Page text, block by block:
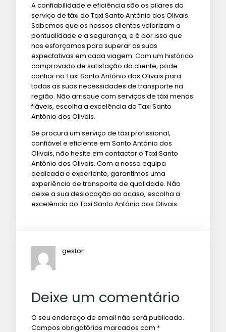
A confiabilidade e eficiência são os pilares do
serviço de táxi do Taxi Santo António dos Olivais.
Sabemos que os nossos clientes valorizam a
pontualidade e a segurança, e é por isso que
nos esforçamos para superar as suas
expectativas em cada viagem. Com um histórico
comprovado de satisfação do cliente, pode
confiar no Taxi Santo António dos Olivais para
todas as suas necessidades de transporte na
região. Não arrisque com serviços de táxi menos
fiáveis, escolha a excelência do Taxi Santo
António dos Olivais.
Se procura um serviço de táxi profissional,
confiável e eficiente em Santo António dos
Olivais, não hesite em contactar o Taxi Santo
António dos Olivais. Com a nossa equipa
dedicada e experiente, garantimos uma
experiência de transporte de qualidade. Não
deixe a sua deslocação ao acaso, escolha a
excelência do Taxi Santo António dos Olivais.
gestor
Deixe um comentário
O seu endereço de email não será publicado.
Campos obrigatórios marcados com *